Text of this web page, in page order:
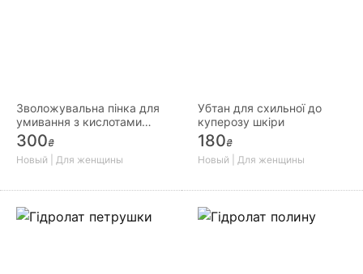
Зволожувальна пінка для
умивання з кислотами
Мати Верба
300₴
Новый | Для женщины
Убтан для схильної до
куперозу шкіри
180₴
Новый | Для женщины